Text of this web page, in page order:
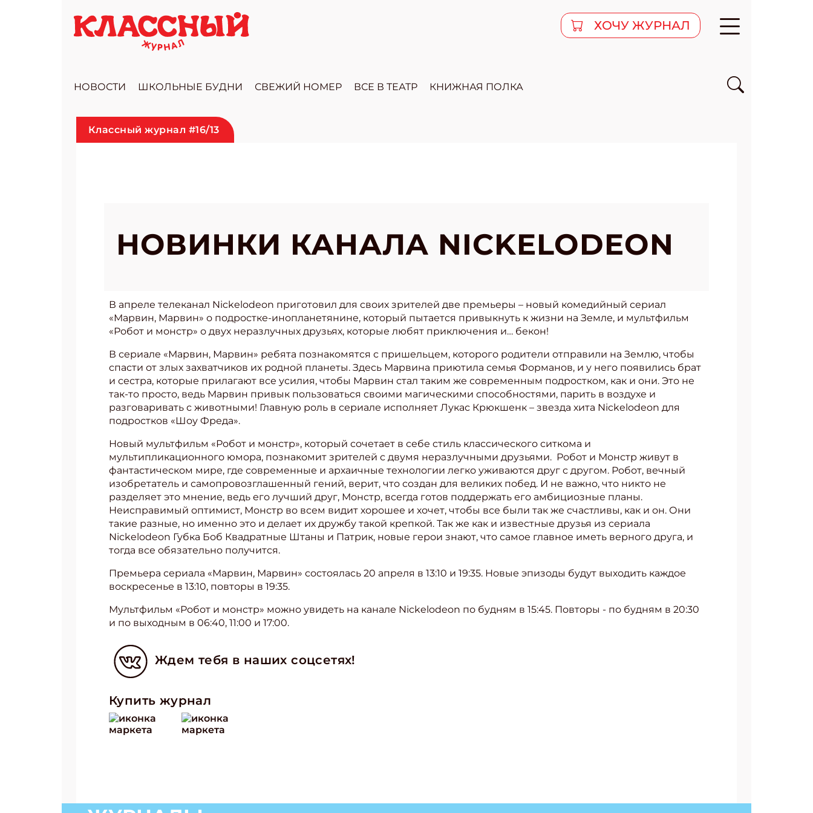
ХОЧУ ЖУРНАЛ
НОВОСТИ ШКОЛЬНЫЕ БУДНИ СВЕЖИЙ НОМЕР ВСЕ В ТЕАТР КНИЖНАЯ ПОЛКА
Классный журнал #16/13
НОВИНКИ КАНАЛА NICKELODEON
В апреле телеканал Nickelodeon приготовил для своих зрителей две премьеры – новый комедийный сериал
«Марвин, Марвин» о подростке-инопланетянине, который пытается привыкнуть к жизни на Земле, и мультфильм
«Робот и монстр» о двух неразлучных друзьях, которые любят приключения и… бекон!
В сериале «Марвин, Марвин» ребята познакомятся с пришельцем, которого родители отправили на Землю, чтобы
спасти от злых захватчиков их родной планеты. Здесь Марвина приютила семья Форманов, и у него появились брат
и сестра, которые прилагают все усилия, чтобы Марвин стал таким же современным подростком, как и они. Это не
так-то просто, ведь Марвин привык пользоваться своими магическими способностями, парить в воздухе и
разговаривать с животными! Главную роль в сериале исполняет Лукас Крюкшенк – звезда хита Nickelodeon для
подростков «Шоу Фреда».
Новый мультфильм «Робот и монстр», который сочетает в себе стиль классического ситкома и
мультипликационного юмора, познакомит зрителей с двумя неразлучными друзьями. Робот и Монстр живут в
фантастическом мире, где современные и архаичные технологии легко уживаются друг с другом. Робот, вечный
изобретатель и самопровозглашенный гений, верит, что создан для великих побед. И не важно, что никто не
разделяет это мнение, ведь его лучший друг, Монстр, всегда готов поддержать его амбициозные планы.
Неисправимый оптимист, Монстр во всем видит хорошее и хочет, чтобы все были так же счастливы, как и он. Они
такие разные, но именно это и делает их дружбу такой крепкой. Так же как и известные друзья из сериала
Nickelodeon Губка Боб Квадратные Штаны и Патрик, новые герои знают, что самое главное иметь верного друга, и
тогда все обязательно получится.
Премьера сериала «Марвин, Марвин» состоялась 20 апреля в 13:10 и 19:35. Новые эпизоды будут выходить каждое
воскресенье в 13:10, повторы в 19:35.
Мультфильм «Робот и монстр» можно увидеть на канале Nickelodeon по будням в 15:45. Повторы - по будням в 20:30
и по выходным в 06:40, 11:00 и 17:00.
Ждем тебя в наших соцсетях!
Купить журнал